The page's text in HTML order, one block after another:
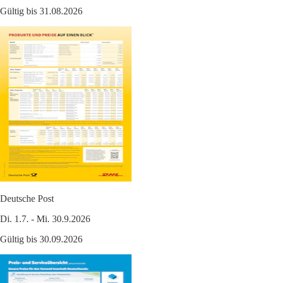
Gültig bis 31.08.2026
Deutsche Post
Di. 1.7. - Mi. 30.9.2026
Gültig bis 30.09.2026